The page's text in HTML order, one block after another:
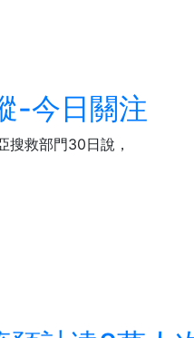
-今日關注
搜救部門30日說，